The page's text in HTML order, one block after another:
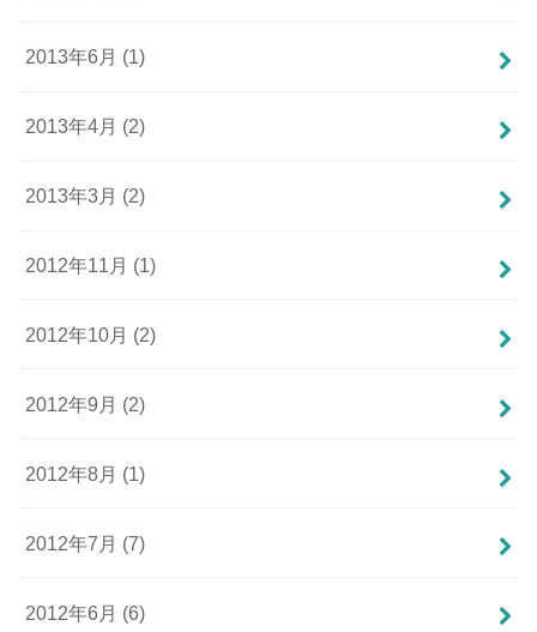
2013年6月 (1)
2013年4月 (2)
2013年3月 (2)
2012年11月 (1)
2012年10月 (2)
2012年9月 (2)
2012年8月 (1)
2012年7月 (7)
2012年6月 (6)